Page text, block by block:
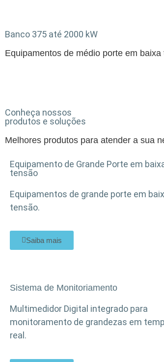
Banco 375 até 2000 kW
Equipamentos de médio porte em baixa
Conheça nossos
produtos e soluções
Melhores produtos para atender a sua
Equipamento de Grande Porte em
tensão
Equipamentos de grande porte em
tensão.
Saiba mais
Sistema de Monitoriamento
Multimedidor Digital integrado para
monitoramento de grandezas em
real.